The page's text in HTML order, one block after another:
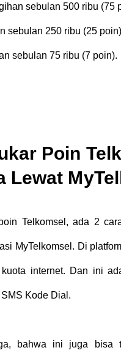
sebulan 500 ribu (75
sebulan 250 ribu (25 poin)
sebulan 75 ribu (7 poin).
Poin
Lewat
Telkomsel, ada 2
MyTelkomsel. Di
internet. Dan ini
Kode Dial.
bahwa ini juga bisa